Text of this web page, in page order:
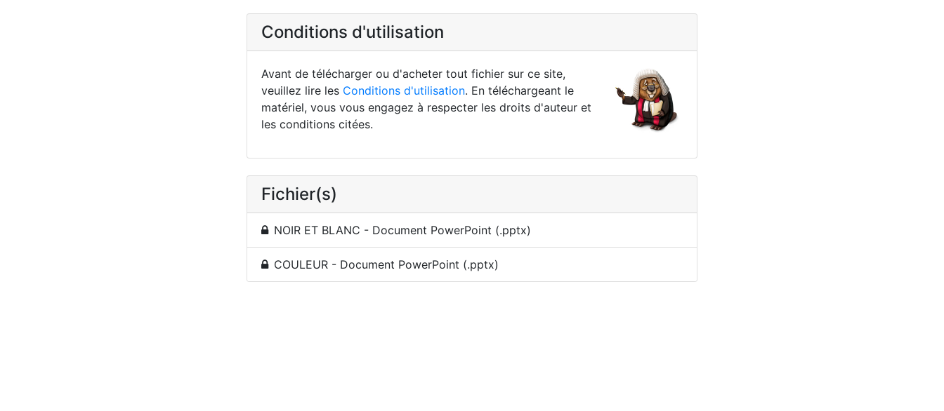
Conditions d'utilisation
Avant de télécharger ou d'acheter tout fichier sur ce site,
veuillez lire les Conditions d'utilisation. En téléchargeant le
matériel, vous vous engagez à respecter les droits d'auteur et
les conditions citées.
Fichier(s)
NOIR ET BLANC - Document PowerPoint (.pptx)
COULEUR - Document PowerPoint (.pptx)